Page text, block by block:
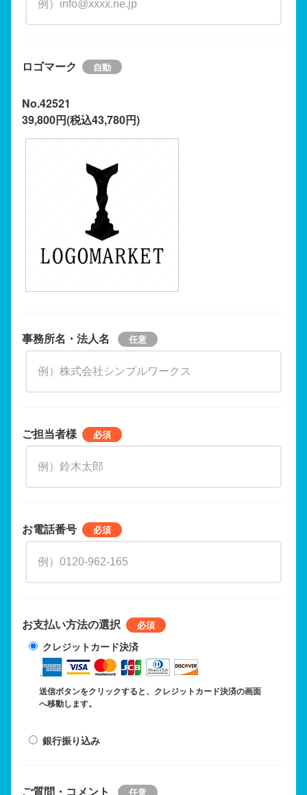
ロゴマーク
No.42521
39,800円(税込43,780円)
事務所名・法人名
ご担当者様
お電話番号
お支払い方法の選択
クレジットカード決済
送信ボタンをクリックすると、クレジットカード決済の画面
へ移動します。
銀行振り込み
ご質問・コメント